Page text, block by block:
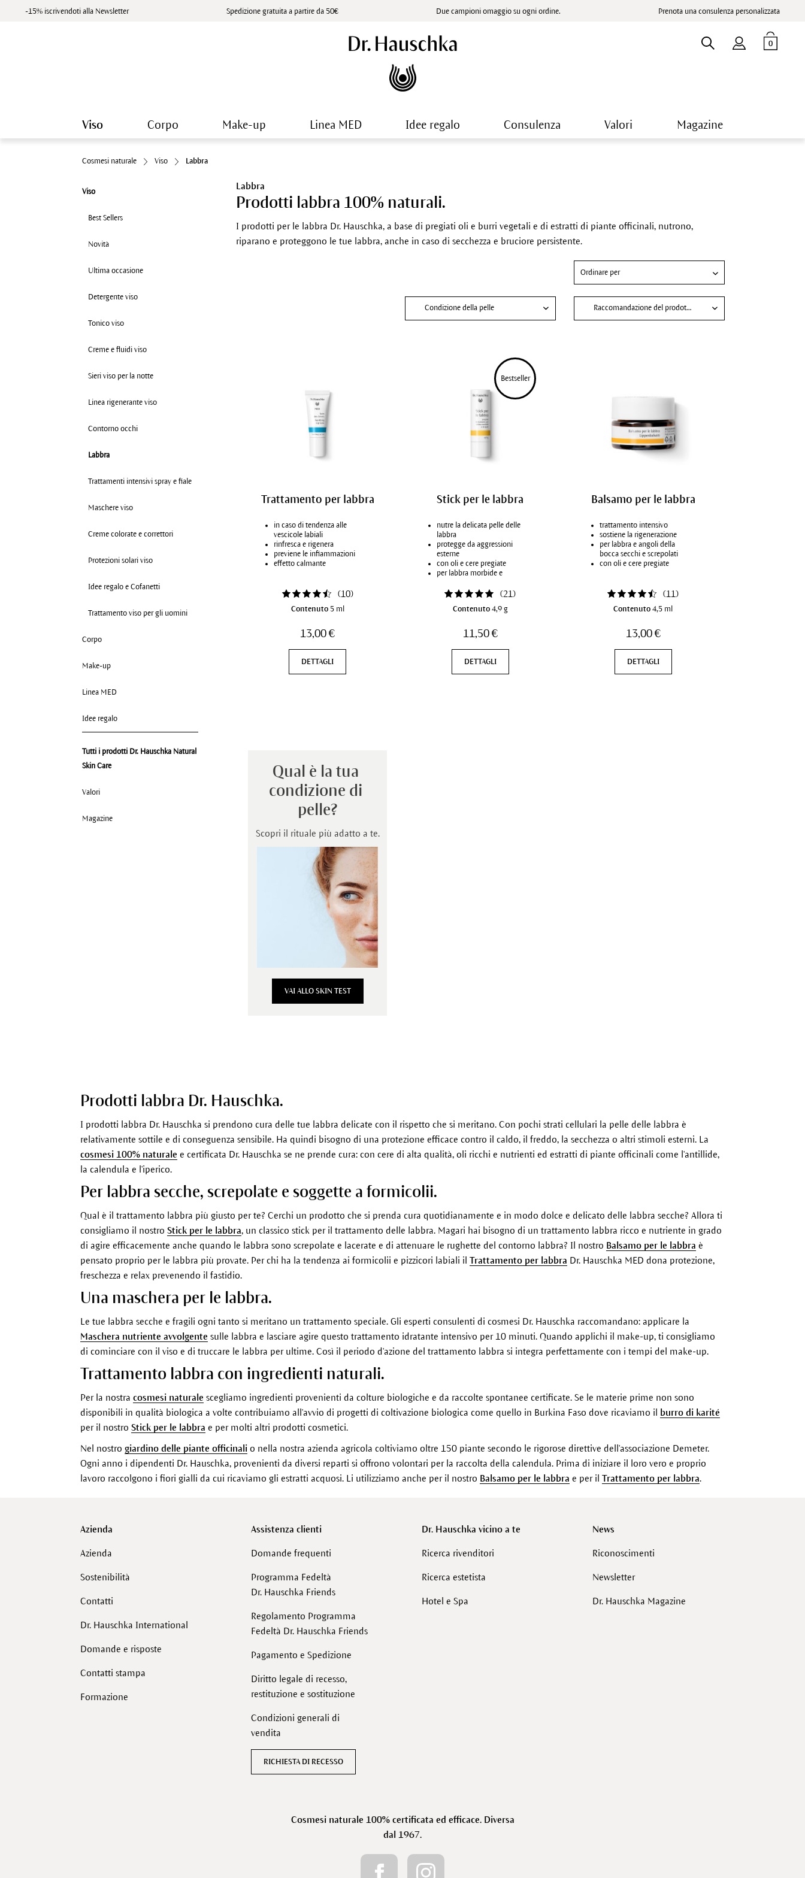
-15% iscrivendoti alla Newsletter Spedizione gratuita a partire da 50€ Due campioni omaggio su ogni ordine. Prenota una consulenza personalizzata
0
Viso Corpo Make-up Linea MED Idee regalo Consulenza Valori Magazine
Cosmesi naturale Viso Labbra
Viso
Best Sellers
Novità
Ultima occasione
Detergente viso
Tonico viso
Creme e fluidi viso
Sieri viso per la notte
Linea rigenerante viso
Contorno occhi
Labbra
Trattamenti intensivi spray e fiale
Maschere viso
Creme colorate e correttori
Protezioni solari viso
Idee regalo e Cofanetti
Trattamento viso per gli uomini
Corpo
Make-up
Linea MED
Idee regalo
Tutti i prodotti Dr. Hauschka Natural
Skin Care
Valori
Magazine
Labbra
Prodotti labbra 100% naturali.
I prodotti per le labbra Dr. Hauschka, a base di pregiati oli e burri vegetali e di estratti di piante officinali, nutrono,
riparano e proteggono le tue labbra, anche in caso di secchezza e bruciore persistente.
Condizione della pelle
Pelle grassa, impura
Raccomandazione del prodotto per
Trattamento per labbra
in caso di tendenza alle
vescicole labiali
rinfresca e rigenera
previene le infiammazioni
effetto calmante
(10)
Contenuto 5 ml
13,00 €
DETTAGLI
Bestseller
Stick per le labbra
nutre la delicata pelle delle
labbra
protegge da aggressioni
esterne
con oli e cere pregiate
per labbra morbide e
(21)
Contenuto 4,9 g
11,50 €
DETTAGLI
Balsamo per le labbra
trattamento intensivo
sostiene la rigenerazione
per labbra e angoli della
bocca secchi e screpolati
con oli e cere pregiate
(11)
Contenuto4,5 ml
13,00 €
DETTAGLI
Qual è la tua
condizione di
pelle?
Scopri il rituale più adatto a te.
VAI ALLO SKIN TEST
Prodotti labbra Dr. Hauschka.
I prodotti labbra Dr. Hauschka si prendono cura delle tue labbra delicate con il rispetto che si meritano. Con pochi strati cellulari la pelle delle labbra è
relativamente sottile e di conseguenza sensibile. Ha quindi bisogno di una protezione efficace contro il caldo, il freddo, la secchezza o altri stimoli esterni. La
cosmesi 100% naturale e certificata Dr. Hauschka se ne prende cura: con cere di alta qualità, oli ricchi e nutrienti ed estratti di piante officinali come l'antillide,
la calendula e l'iperico.
Per labbra secche, screpolate e soggette a formicolii.
Qual è il trattamento labbra più giusto per te? Cerchi un prodotto che si prenda cura quotidianamente e in modo dolce e delicato delle labbra secche? Allora ti
consigliamo il nostroStick per le labbra, un classico stick per il trattamento delle labbra. Magari hai bisogno di un trattamento labbra ricco e nutriente in grado
di agire efficacemente anche quando le labbra sono screpolate e lacerate e di attenuare le rughette del contorno labbra? Il nostro Balsamo per le labbra è
pensato proprio per le labbra più provate. Per chi ha la tendenza ai formicolii e pizzicori labiali ilTrattamento per labbra Dr. Hauschka MED dona protezione,
freschezza e relax prevenendo il fastidio.
Una maschera per le labbra.
Le tue labbra secche e fragili ogni tanto si meritano un trattamento speciale. Gli esperti consulenti di cosmesi Dr. Hauschka raccomandano: applicare la
Maschera nutriente avvolgente sulle labbra e lasciare agire questo trattamento idratante intensivo per 10 minuti. Quando applichi il make-up, ti consigliamo
di cominciare con il viso e di truccare le labbra per ultime. Così il periodo d'azione del trattamento labbra si integra perfettamente con i tempi del make-up.
Trattamento labbra con ingredienti naturali.
Per la nostracosmesi naturale scegliamo ingredienti provenienti da colture biologiche e da raccolte spontanee certificate. Se le materie prime non sono
disponibili in qualità biologica a volte contribuiamo all'avvio di progetti di coltivazione biologica come quello in Burkina Faso dove ricaviamo il
burro di karité
per il nostroStick per le labbra e per molti altri prodotti cosmetici.
Nel nostrogiardino delle piante officinali o nella nostra azienda agricola coltiviamo oltre 150 piante secondo le rigorose direttive dell'associazione Demeter.
Ogni anno i dipendenti Dr. Hauschka, provenienti da diversi reparti si offrono volontari per la raccolta della calendula. Prima di iniziare il loro vero e proprio
lavoro raccolgono i fiori gialli da cui ricaviamo gli estratti acquosi. Li utilizziamo anche per il nostro Balsamo per le labbra e per ilTrattamento per labbra.
Azienda
Azienda
Sostenibilità
Contatti
Dr. Hauschka International
Domande e risposte
Contatti stampa
Formazione
Assistenza clienti
Domande frequenti
Programma Fedeltà
Dr. Hauschka Friends
Regolamento Programma
Fedeltà Dr. Hauschka Friends
Pagamento e Spedizione
Diritto legale di recesso,
restituzione e sostituzione
Condizioni generali di
vendita
RICHIESTA DI RECESSO
Dr. Hauschka vicino a te
Ricerca rivenditori
Ricerca estetista
Hotel e Spa
News
Riconoscimenti
Newsletter
Dr. Hauschka Magazine
Cosmesi naturale 100% certificata ed efficace. Diversa
dal 1967.